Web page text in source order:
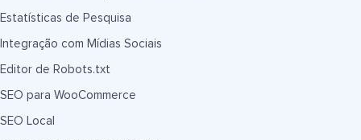
Estatísticas de Pesquisa
Integração com Mídias Sociais
Editor de Robots.txt
SEO para WooCommerce
SEO Local